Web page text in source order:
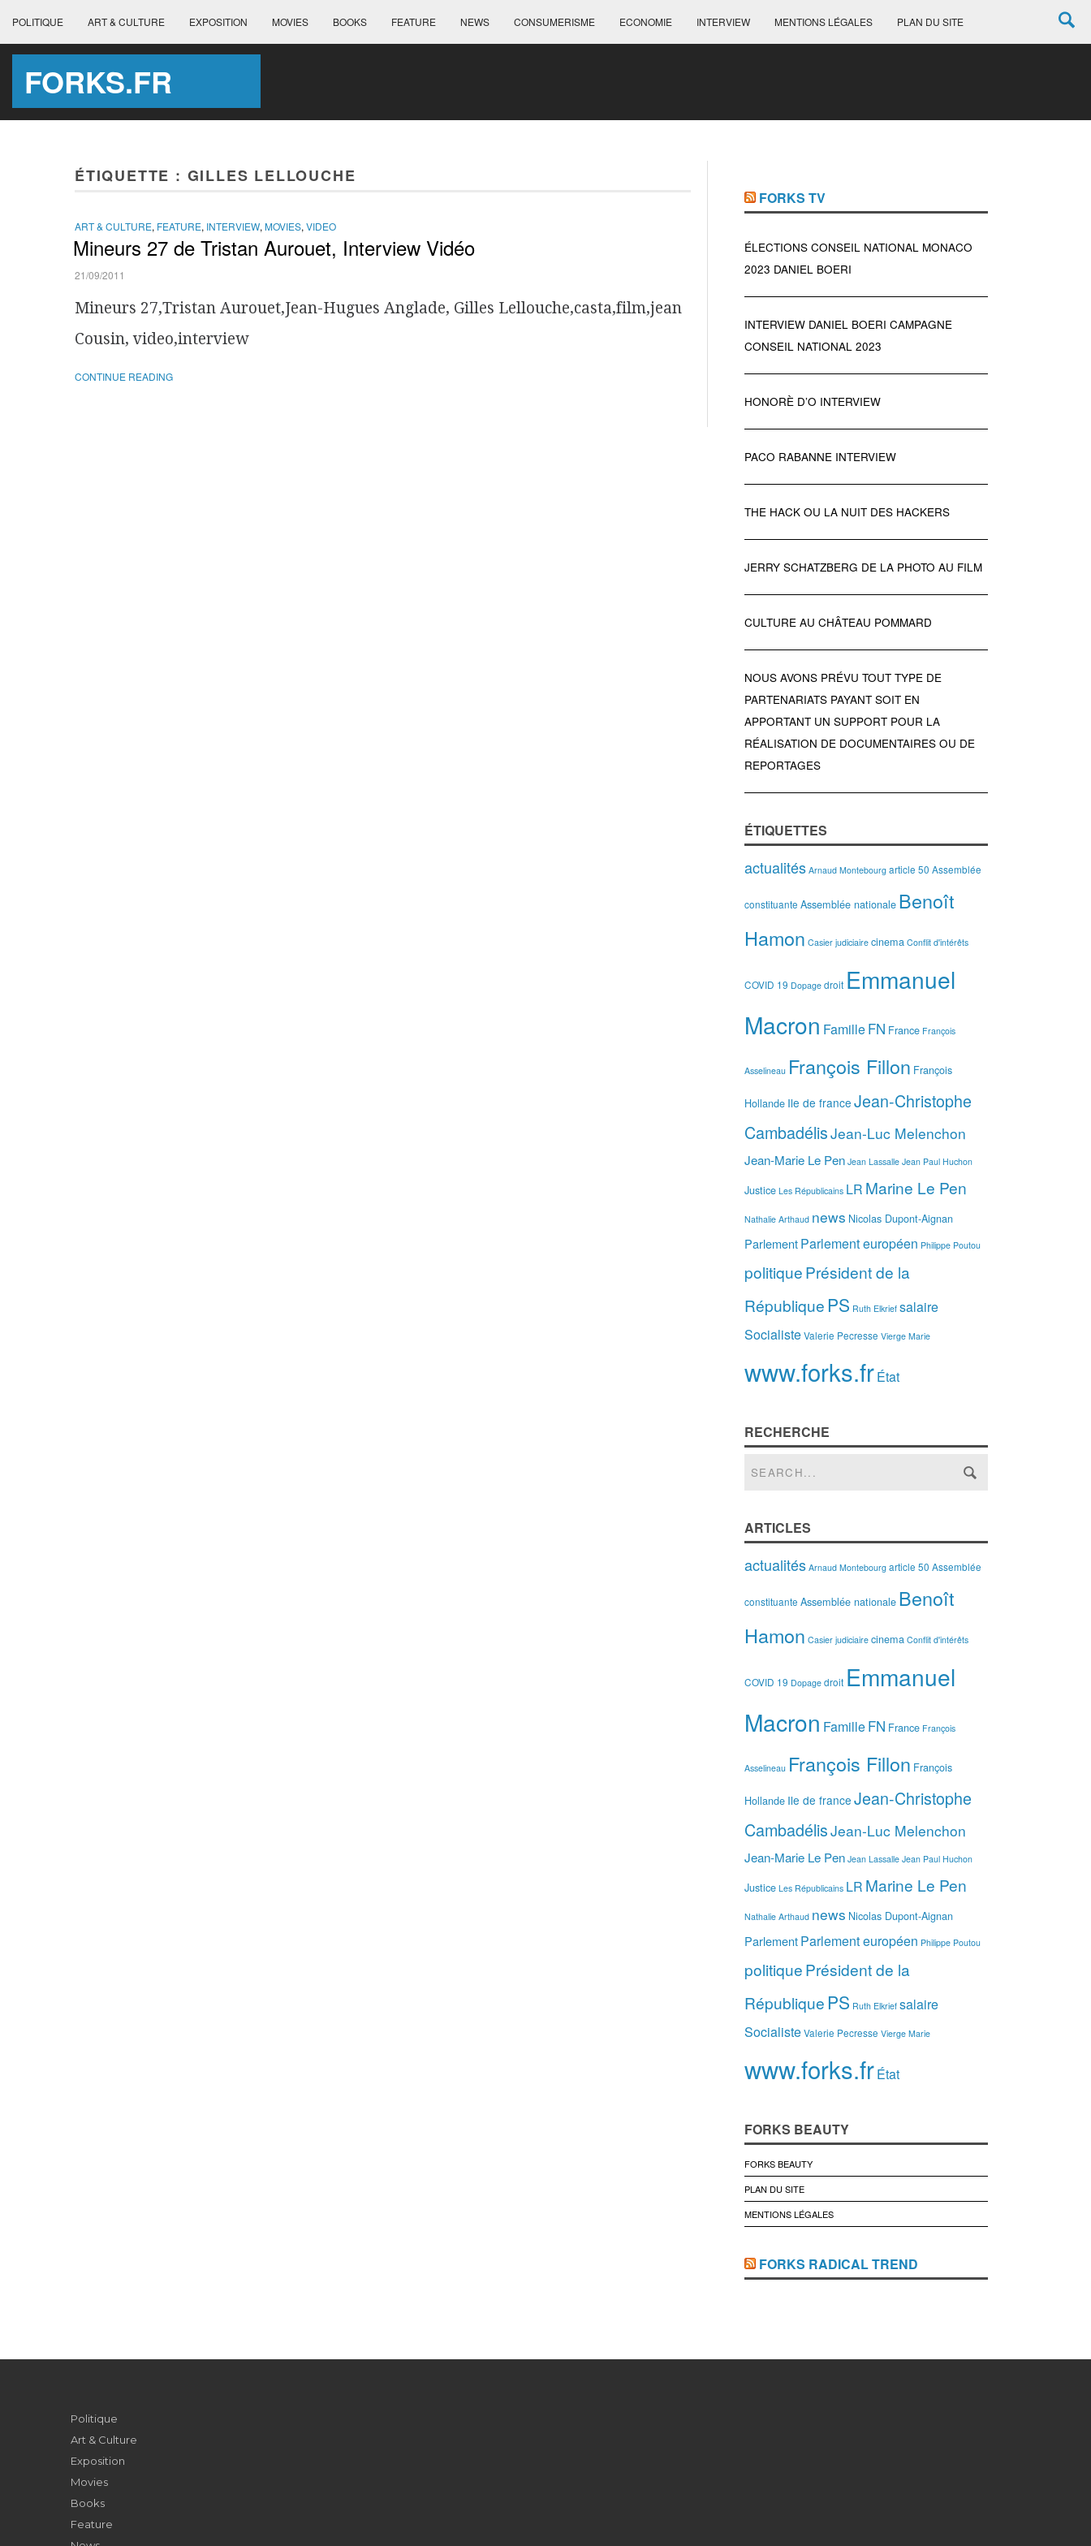
POLITIQUE ART & CULTURE EXPOSITION MOVIES BOOKS FEATURE NEWS CONSUMERISME ECONOMIE INTERVIEW MENTIONS LÉGALES PLAN DU SITE
FORKS.FR
ÉTIQUETTE : GILLES LELLOUCHE
ART & CULTURE, FEATURE, INTERVIEW, MOVIES, VIDEO
Mineurs 27 de Tristan Aurouet, Interview Vidéo
21/09/2011
Mineurs 27,Tristan Aurouet,Jean-Hugues Anglade, Gilles Lellouche,casta,film,jean
Cousin, video,interview
CONTINUE READING
FORKS TV
ÉLECTIONS CONSEIL NATIONAL MONACO
2023 DANIEL BOERI
INTERVIEW DANIEL BOERI CAMPAGNE
CONSEIL NATIONAL 2023
HONORÈ D’O INTERVIEW
PACO RABANNE INTERVIEW
THE HACK OU LA NUIT DES HACKERS
JERRY SCHATZBERG DE LA PHOTO AU FILM
CULTURE AU CHÂTEAU POMMARD
NOUS AVONS PRÉVU TOUT TYPE DE
PARTENARIATS PAYANT SOIT EN
APPORTANT UN SUPPORT POUR LA
RÉALISATION DE DOCUMENTAIRES OU DE
REPORTAGES
ÉTIQUETTES
actualités Arnaud Montebourg article 50 Assemblée
constituante Assemblée nationale Benoît
Hamon Casier judiciaire cinema Conflit d'intérêts
COVID 19 Dopage droit Emmanuel
Macron FamilleFN France François
Asselineau François Fillon François
Hollande Ile de france Jean-Christophe
CambadélisJean-Luc Melenchon
Jean-Marie Le Pen Jean Lassalle Jean Paul Huchon
Justice Les Républicains LR Marine Le Pen
Nathalie Arthaud news Nicolas Dupont-Aignan
ParlementParlement européen Philippe Poutou
politiquePrésident de la
République PS Ruth Elkrief salaire
SocialisteValerie Pecresse Vierge Marie
www.forks.frÉtat
RECHERCHE
ARTICLES
actualités Arnaud Montebourg article 50 Assemblée
constituante Assemblée nationale Benoît
Hamon Casier judiciaire cinema Conflit d'intérêts
COVID 19 Dopage droit Emmanuel
Macron FamilleFN France François
Asselineau François Fillon François
Hollande Ile de france Jean-Christophe
CambadélisJean-Luc Melenchon
Jean-Marie Le Pen Jean Lassalle Jean Paul Huchon
Justice Les Républicains LR Marine Le Pen
Nathalie Arthaud news Nicolas Dupont-Aignan
ParlementParlement européen Philippe Poutou
politiquePrésident de la
République PS Ruth Elkrief salaire
SocialisteValerie Pecresse Vierge Marie
www.forks.frÉtat
FORKS BEAUTY
FORKS BEAUTY
PLAN DU SITE
MENTIONS LÉGALES
FORKS RADICAL TREND
Politique
Art & Culture
Exposition
Movies
Books
Feature